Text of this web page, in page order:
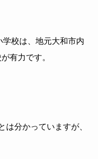
学校は、地元大和市内
有力です。
は分かっていますが、